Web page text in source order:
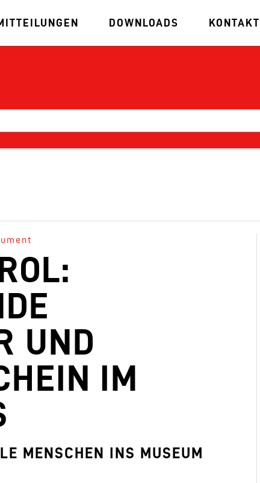
DOWNLOADS KONTAKT
UND
IM
MENSCHEN INS MUSEUM